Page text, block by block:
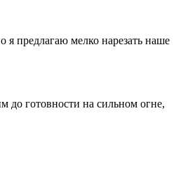
предлагаю мелко нарезать наше
до готовности на сильном огне,